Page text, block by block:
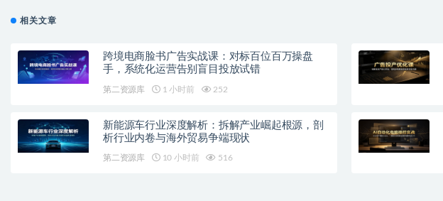
相关文章
跨境电商脸书广告实战课：对标百位百万操盘
手，系统化运营告别盲目投放试错
第二资源库 1 小时前 252
新能源车行业深度解析：拆解产业崛起根源，剖
析行业内卷与海外贸易争端现状
第二资源库 10 小时前 516